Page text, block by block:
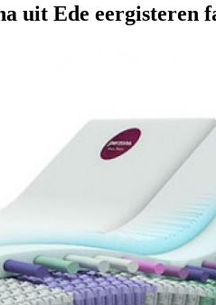
uit Ede eergisteren